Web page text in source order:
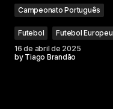
Campeonato Português
Futebol
Futebol Europeu
16 de abril de 2025
by Tiago Brandão